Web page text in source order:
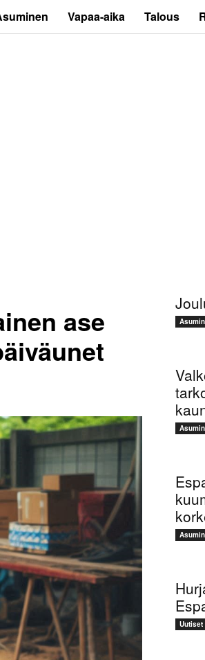
Vapaa-aika Talous
ase
Uutiset